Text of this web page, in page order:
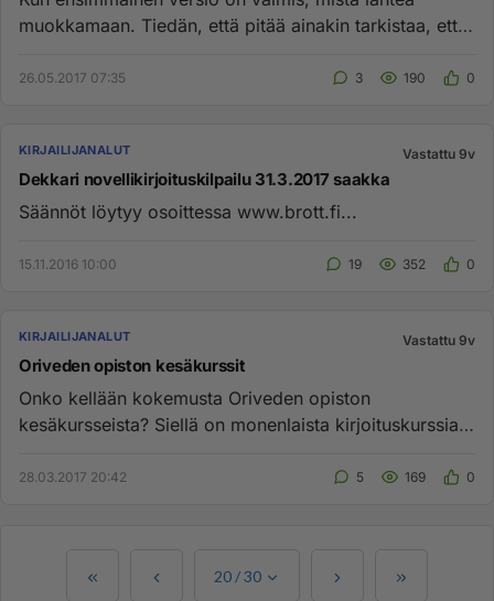
muokkamaan. Tiedän, että pitää ainakin tarkistaa, että
26.05.2017 07:35 3 190 0
KIRJAILIJANALUT Vastattu 9v
Dekkari novellikirjoituskilpailu 31.3.2017 saakka
Säännöt löytyy osoittessa www.brott.fi...
15.11.2016 10:00 19 352 0
KIRJAILIJANALUT Vastattu 9v
Oriveden opiston kesäkurssit
Onko kellään kokemusta Oriveden opiston
kesäkursseista? Siellä on monenlaista kirjoituskurssia
28.03.2017 20:42 5 169 0
20 /30